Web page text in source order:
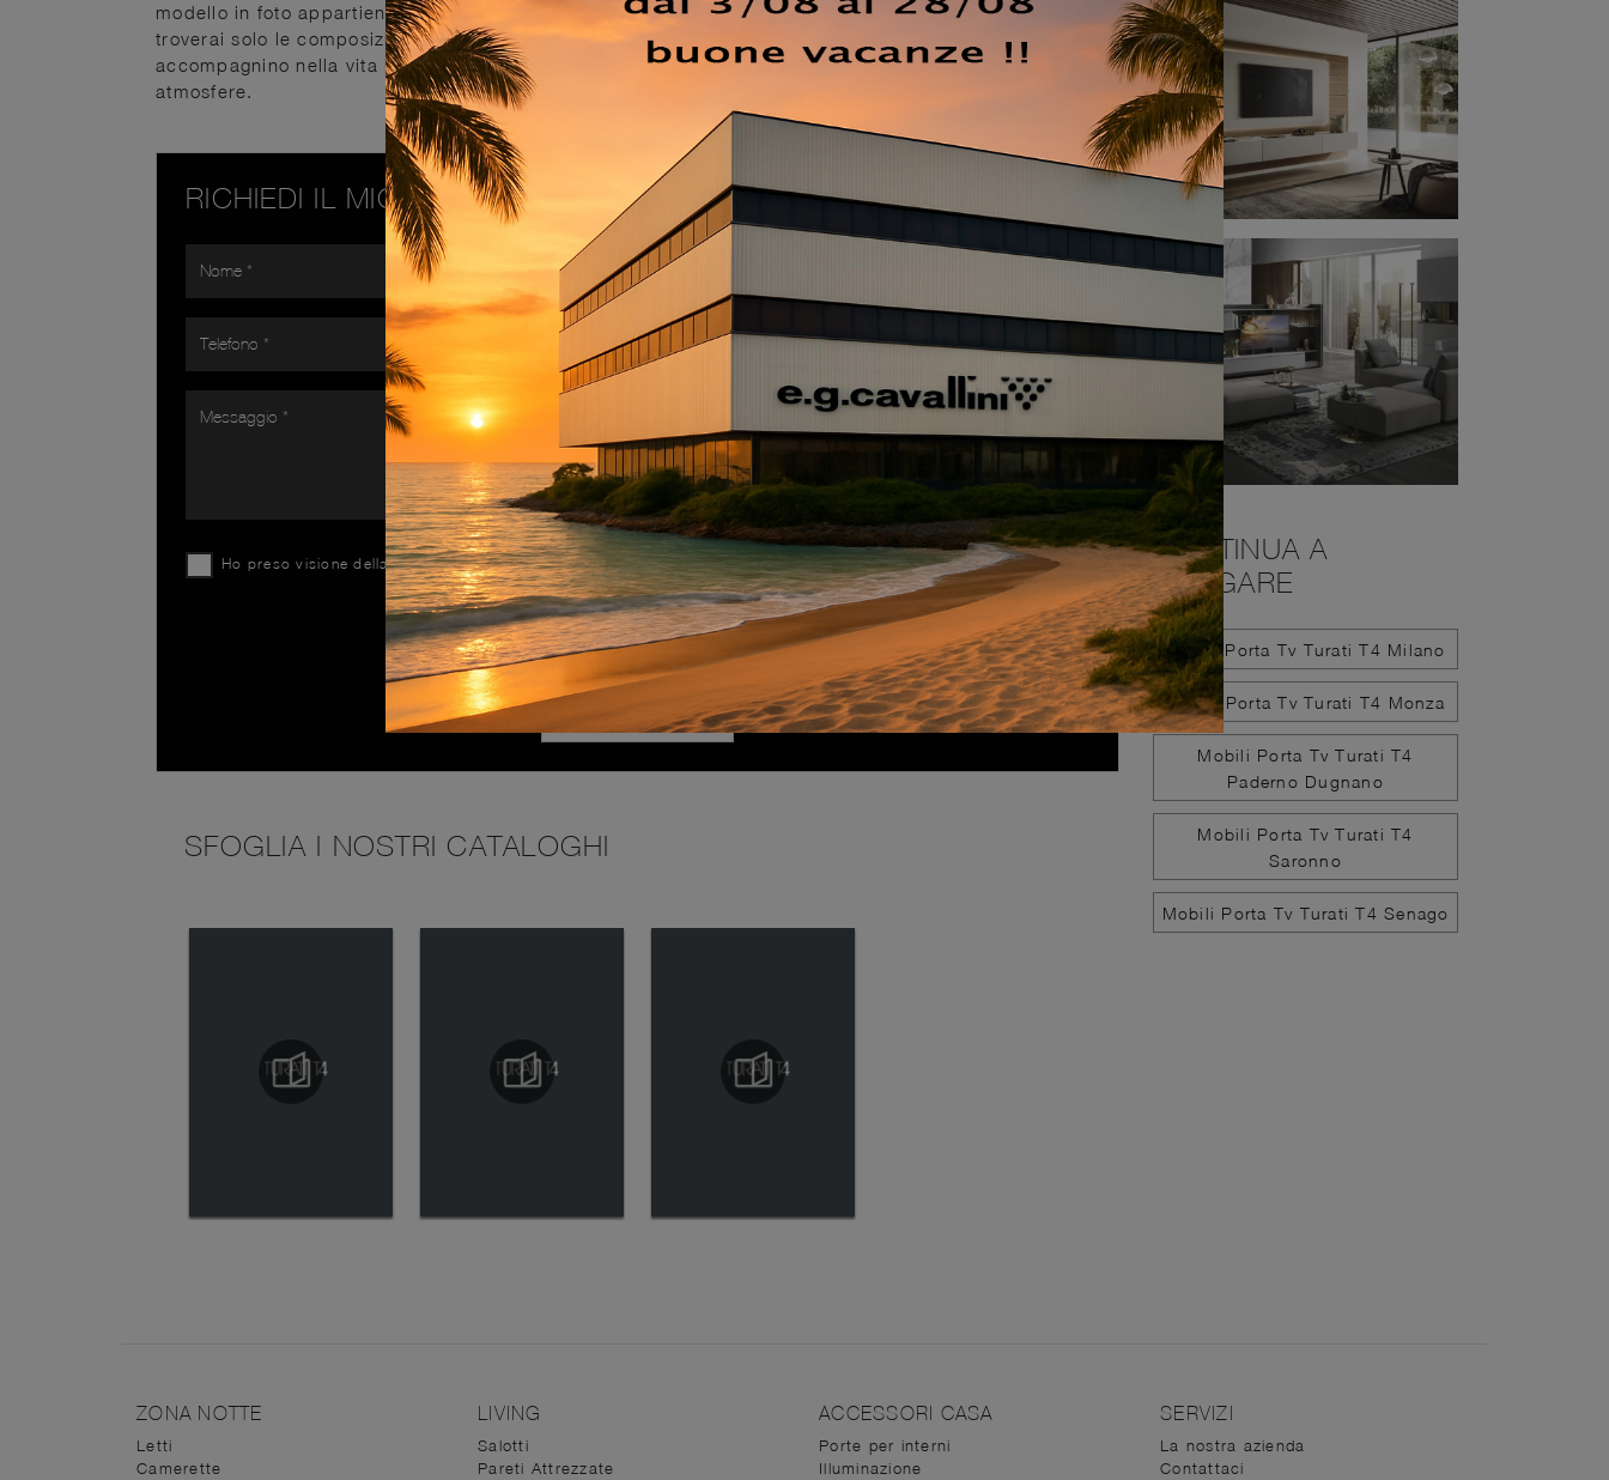
modello in foto appartiene alla linea di Mobili Porta Tv moderni in laccato opaco di Turati T4: da noi
troverai solo le composizioni più esclusive in commercio. Nel soggiorno servono arredi che ci
accompagnino nella vita in casa, facilitando i gesti che facciamo nel quotidiano e creando peculiari
atmosfere.
RICHIEDI IL MIGLIOR PREZZO
Ho preso visione dellaPrivacy Policy
SFOGLIA I NOSTRI CATALOGHI
CONTINUA A
NAVIGARE
Mobili Porta Tv Turati T4 Milano
Mobili Porta Tv Turati T4 Monza
Mobili Porta Tv Turati T4
Paderno Dugnano
Mobili Porta Tv Turati T4
Saronno
Mobili Porta Tv Turati T4 Senago
ZONA NOTTE
Letti
Camerette
LIVING
Salotti
Pareti Attrezzate
ACCESSORI CASA
Porte per interni
Illuminazione
SERVIZI
La nostra azienda
Contattaci